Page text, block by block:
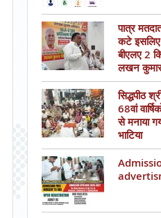
पात्र
कटे इसलिए
बीएलए 2
लखन
सिद्धपीठ
68वां
से मनाया
भाटिया